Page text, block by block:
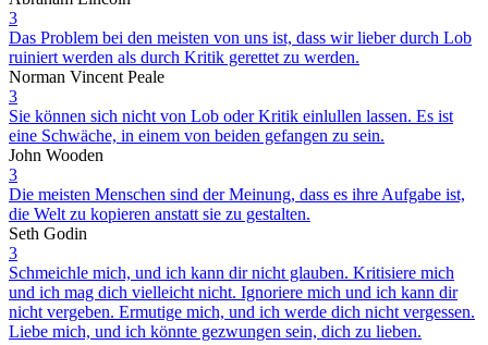
3
Das Problem bei den meisten von uns ist, dass wir lieber durch Lob
ruiniert werden als durch Kritik gerettet zu werden.
Norman Vincent Peale
3
Sie können sich nicht von Lob oder Kritik einlullen lassen. Es ist
eine Schwäche, in einem von beiden gefangen zu sein.
John Wooden
3
Die meisten Menschen sind der Meinung, dass es ihre Aufgabe ist,
die Welt zu kopieren anstatt sie zu gestalten.
Seth Godin
3
Schmeichle mich, und ich kann dir nicht glauben. Kritisiere mich
und ich mag dich vielleicht nicht. Ignoriere mich und ich kann dir
nicht vergeben. Ermutige mich, und ich werde dich nicht vergessen.
Liebe mich, und ich könnte gezwungen sein, dich zu lieben.